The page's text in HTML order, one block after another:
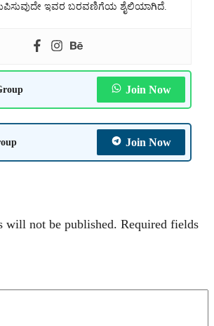
ಇವರ ಬರವಣಿಗೆಯ ಶೈಲಿಯಾಗಿದೆ.
Join Now
Join Now
will not be published. Required fields